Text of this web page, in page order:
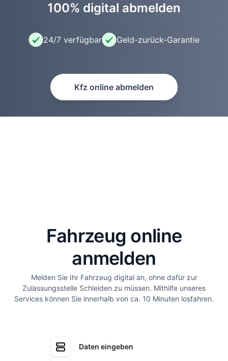
100% digital abmelden
24/7 verfügbar Geld-zurück-Garantie
Kfz online abmelden
Fahrzeug online
anmelden
Melden Sie Ihr Fahrzeug digital an, ohne dafür zur
Zulassungsstelle Schleiden zu müssen. Mithilfe unseres
Services können Sie innerhalb von ca. 10 Minuten losfahren.
Daten eingeben